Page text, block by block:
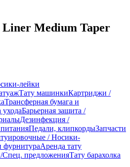
Medium Taper
лейки
Тату машинкиКартриджи /
Трансферная бумага и
уходаБарьерная защита /
Дезинфекция /
Педали, клипкордыЗапчасти
/ Носики-
фурнитураАренда тату
Спец. предложенияТату барахолка